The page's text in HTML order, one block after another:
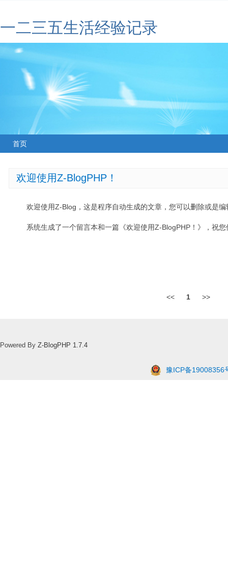
一二三五生活经验记录
首页
欢迎使用Z-BlogPHP！
欢迎使用Z-Blog，这是程序自动生成的文章，您可以删除或是编
系统生成了一个留言本和一篇《欢迎使用Z-BlogPHP！》，祝
<< 1 >>
Powered By Z-BlogPHP 1.7.4
豫ICP备19008356